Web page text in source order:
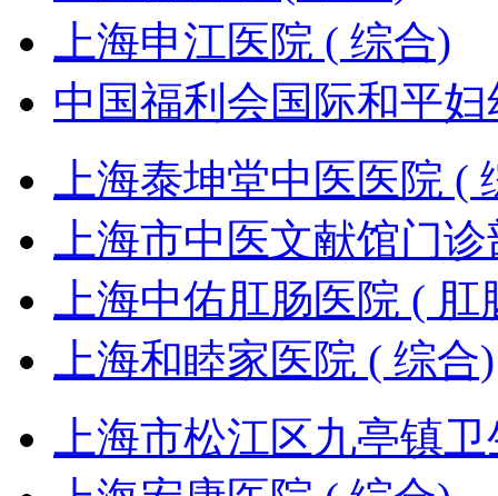
上海申江医院 ( 综合)
中国福利会国际和平
上海泰坤堂中医医院 (
上海市中医文献馆门
上海中佑肛肠医院 ( 肛
上海和睦家医院 ( 综合)
上海市松江区九亭镇